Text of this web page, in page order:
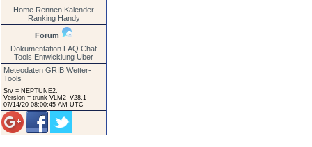
Home Rennen Kalender
Ranking Handy
Forum
Dokumentation FAQ Chat
Tools Entwicklung Über
Meteodaten GRIB Wetter-
Tools
Srv = NEPTUNE2.
Version = trunk VLM2_V28.1_
07/14/20 08:00:45 AM UTC